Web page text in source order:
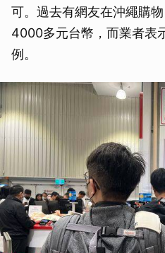
可。過去有網友在沖繩購
4000多元台幣，而業者表
例。